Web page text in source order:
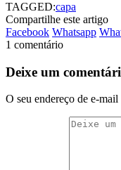
TAGGED:capa
Compartilhe este artigo
Facebook Whatsapp
1 comentário
Deixe um
O seu endereço de e-